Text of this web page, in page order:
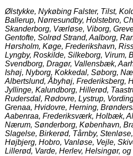
Ølstykke, Nykøbing Falster, Tilst,
Ballerup, Nørresundby, Holstebro,
Skanderborg, Værløse, Viborg,
Gentofte, Solrød Strand, Aalborg,
Hørsholm, Køge, Frederikshavn,
Lyngby, Roskilde, Silkeborg, Virum,
Svendborg, Dragør, Vallensbæk,
Ishøj, Nyborg, Kokkedal, Søborg,
Albertslund, Åbyhøj, Frederiksberg,
Jyllinge, Kalundborg, Hillerød,
Rudersdal, Rødovre, Lystrup,
Grenaa, Hvidovre, Herning,
Aabenraa, Frederiksværk, Holbæk,
Nærum, Sønderborg, København,
Slagelse, Birkerød, Tårnby,
Højbjerg, Hobro, Vanløse, Vejle,
Lillerød, Varde, Herlev, Helsingør, og